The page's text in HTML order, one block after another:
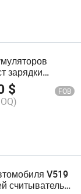
зарядки
времени
Цветной
$ FOB
V519
считыватель